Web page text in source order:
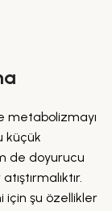
metabolizmayı
küçük
de doyurucu
için şu özellikler